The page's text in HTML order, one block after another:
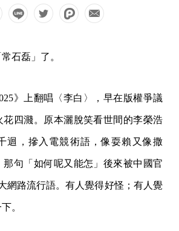
石磊」了。
》上翻唱〈李白〉，早在版權爭議
花四濺。原本灑脫笑看世間的李榮浩
迴，摻入電競術語，像耍賴又像撒
那句「如何呢又能怎」後來被中國官
網路流行語。有人覺得好怪；有人覺
。